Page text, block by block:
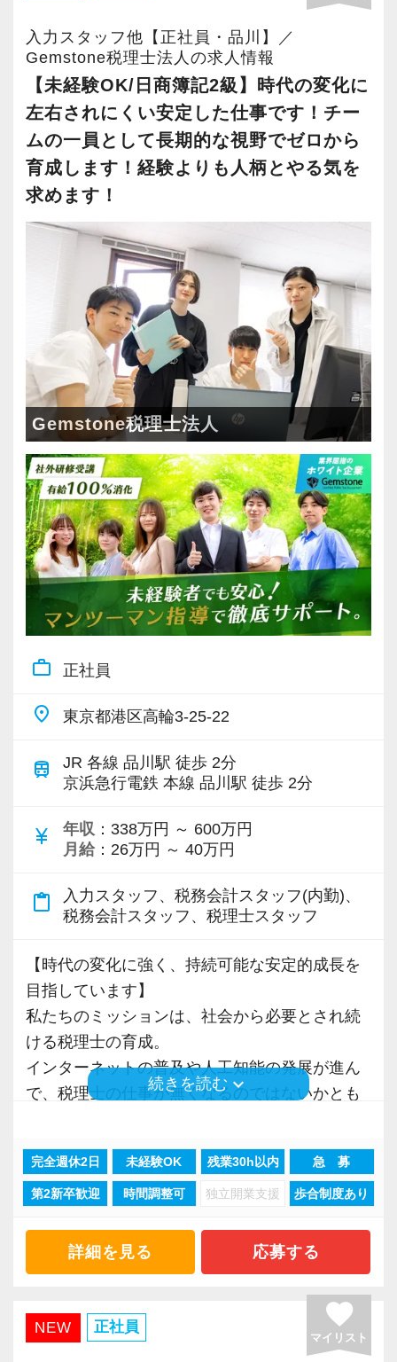
・キャリアアップ志向のある方
・主体的に業務を進められる方
・顧客対応や提案業務に挑戦したい方
・資産税など専門性を高めたい方
・将来的にマネジメントに関わりたい方
＜まずはカジュアル面談へ＞
・事前に気軽な面談を実施
・仕事内容やキャリアを相談可
・ざっくばらんに質問OK
・納得後に選考へ進めます
・入社時期は柔軟に対応
・半年～1年の調整も可能
まずはカジュアル面談からでも歓迎です
「応募する」からお気軽にご連絡ください。
【キャリアパスについて】
実務経験の浅い方の場合は…。
まずはスタッフレベルからスタート。
仕訳・入力、決算・申告書の作成といった、基
本的な業務からしっかりと土台を築いていきま
しょう。
経験豊富なマネージャーと組んでお客様を担当
していただきますので、安心して仕事に取り組
み、ステップアップを目指すことができます。
ある程度の経験をお持ちの方なら…。
担当を持っていただき、会計税務全般をお任せ
します。
事業承継支援や連結決算など、より専門性を要
する業務へも色々に携わっていただけるでしょ
う。
グループの他部署と連動して、大手企業のTAX
レビューなどにも携わるチャンスがあります。
スタッフたちの成果物のレビューなども行いな
がら、将来的にマネジメント業務にも挑戦。
より広い場面で活躍していただけることを期待
しています。
【安心して仕事に取り組める環境】
長く安心して働けるよう、さまざまな制度や体
現在は在宅勤務も実施しており、ご自宅からも
スタッフ個々の段階に応じて、成長を支援でき
るレベル別集中トレーニングなど研修体制も充
・働き方改革への取り組み
7時間勤務を基本として、残業時間の削減などに
も真剣に取り組んでいます。
労務管理を適切に行うべく全社をあげて制度、
システムを整備しています。
もちろん残業が発生した場合、全額残業手当と
して支給しています。
経験豊富なマネージャーが仕事の割り振りや個
人の負担が過重になっていないかチェック。
とができます。
通常の賞与に加え、業績に応じた決算賞与を支
給しています。
入力スタッフ他【正社員・品川】／
Gemstone税理士法人の求人情報
【未経験OK/日商簿記2級】時代の変化に
左右されにくい安定した仕事です！チー
ムの一員として⻑期的な視野でゼロから
育成します！経験よりも人柄とやる気を
求めます！
Gemstone税理士法人
work_outline 正社員
place 東京都港区高輪3-25-22
train
JR 各線 品川駅 徒歩 2分
京浜急行電鉄 本線 品川駅 徒歩 2分
currency_yen 年収 ：338万円 ～ 600万円
月給 ：26万円 ～ 40万円
content_paste
入力スタッフ、税務会計スタッフ(内勤)、
税務会計スタッフ、税理士スタッフ
【時代の変化に強く、持続可能な安定的成⻑を
目指しています】
私たちのミッションは、社会から必要とされ続
ける税理士の育成。
インターネットの普及や人工知能の発展が進ん
で、税理士の仕事が無くなるのではないかとも
実際に当社は右肩あがりの成長を続けており、
安心してキャリアを積める職場だと自負してい
株式上場を果たした企業は直近8年間で32社以
株式上場を目指すスタートアップ支援に特化し
続きを読む keyboard_arrow_down
完全週休2日 未経験OK 残業30h以内 急 募
第2新卒歓迎 時間調整可 独立開業支援 歩合制度あり
詳細を見る 応募する
NEW 正社員 favorite
マイリスト